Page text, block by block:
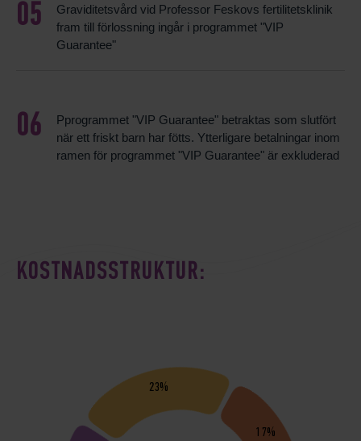
Graviditetsvård vid Professor Feskovs fertilitetsklinik
fram till förlossning ingår i programmet "VIP
Guarantee"
Pprogrammet "VIP Guarantee" betraktas som slutfört
när ett friskt barn har fötts. Ytterligare betalningar inom
ramen för programmet "VIP Guarantee" är exkluderad
KOSTNADSSTRUKTUR:
23%
17%